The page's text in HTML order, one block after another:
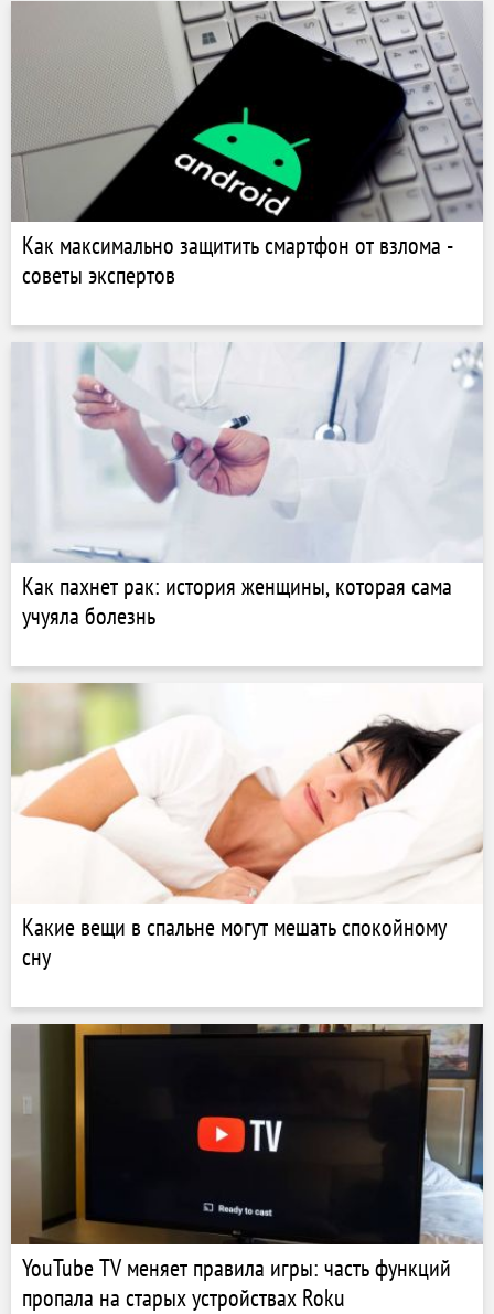
Как максимально защитить смартфон от взлома -
советы экспертов
Как пахнет рак: история женщины, которая сама
учуяла болезнь
Какие вещи в спальне могут мешать спокойному
сну
YouTube TV меняет правила игры: часть функций
пропала на старых устройствах Roku